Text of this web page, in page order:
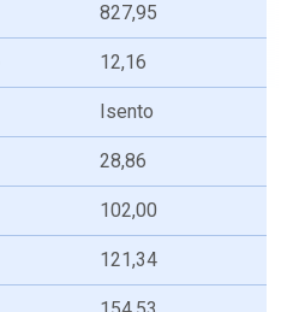
827,95
12,16
Isento
28,86
102,00
121,34